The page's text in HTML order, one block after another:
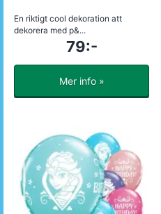
En riktigt cool dekoration att
dekorera med p&...
79:-
Mer info »